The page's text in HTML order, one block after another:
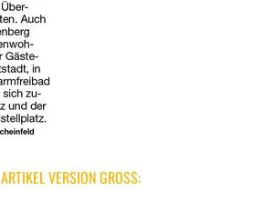
ARTIKEL VERSION GROSS: